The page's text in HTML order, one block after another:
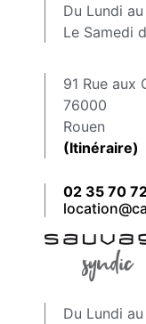
Du Lundi
Le Samedi
91 Rue aux
76000
Rouen
(Itinéraire)
02 35 70
Du Lundi